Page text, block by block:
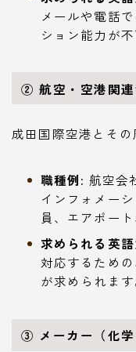
メールや電話
ション能力が不
② 航空・空港関連
成田国際空港とその
職種例: 航空会
インフォメー
員、エアポー
求められる英
対応するため
が求められます
③ メーカー（化学